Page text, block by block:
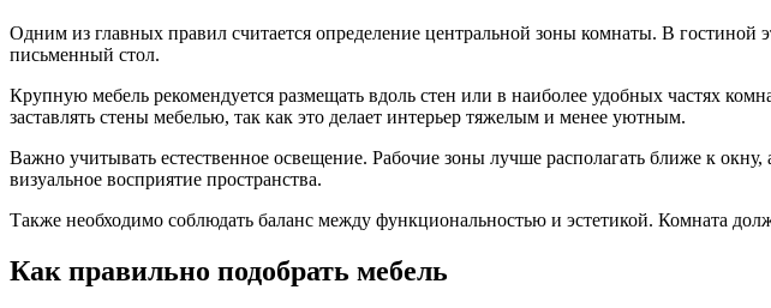
Одним из главных правил считается определение центральной зоны комнаты. В
письменный стол.
Крупную мебель рекомендуется размещать вдоль стен или в наиболее удобных частях
заставлять стены мебелью, так как это делает интерьер тяжелым и менее уютным.
Важно учитывать естественное освещение. Рабочие зоны лучше располагать ближе к
визуальное восприятие пространства.
Также необходимо соблюдать баланс между функциональностью и эстетикой. Комната
Как правильно подобрать мебель